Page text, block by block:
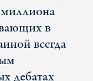
в
всегда
дебатах